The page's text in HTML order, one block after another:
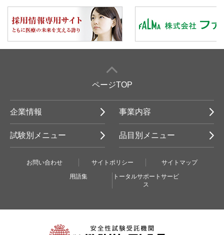
ページTOP
企業情報 事業内容
試験別メニュー 品目別メニュー
お問い合わせ サイトポリシー
サイトマップ
用語集
トータルサポートサービ
ス